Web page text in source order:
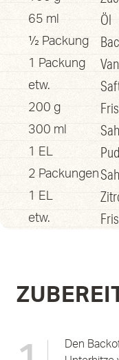
65 ml Öl
½ Packung
1 Packung
etw.
200 g
300 ml
1 EL
2 Packungen
1 EL
etw.
Den